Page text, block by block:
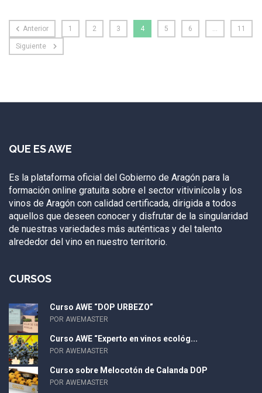
Anterior 1 2 3 4 5 6 … 11
Siguiente
QUE ES AWE
Es la plataforma oficial del Gobierno de Aragón para la
formación online gratuita sobre el sector vitivinícola y los
vinos de Aragón con calidad certificada, dirigida a todos
aquellos que deseen conocer y disfrutar de la singularidad
de nuestras variedades más auténticas y del talento
alrededor del vino en nuestro territorio.
CURSOS
Curso AWE “DOP URBEZO”
POR AWEMASTER
Curso AWE “Experto en vinos ecológ...
POR AWEMASTER
Curso sobre Melocotón de Calanda DOP
POR AWEMASTER